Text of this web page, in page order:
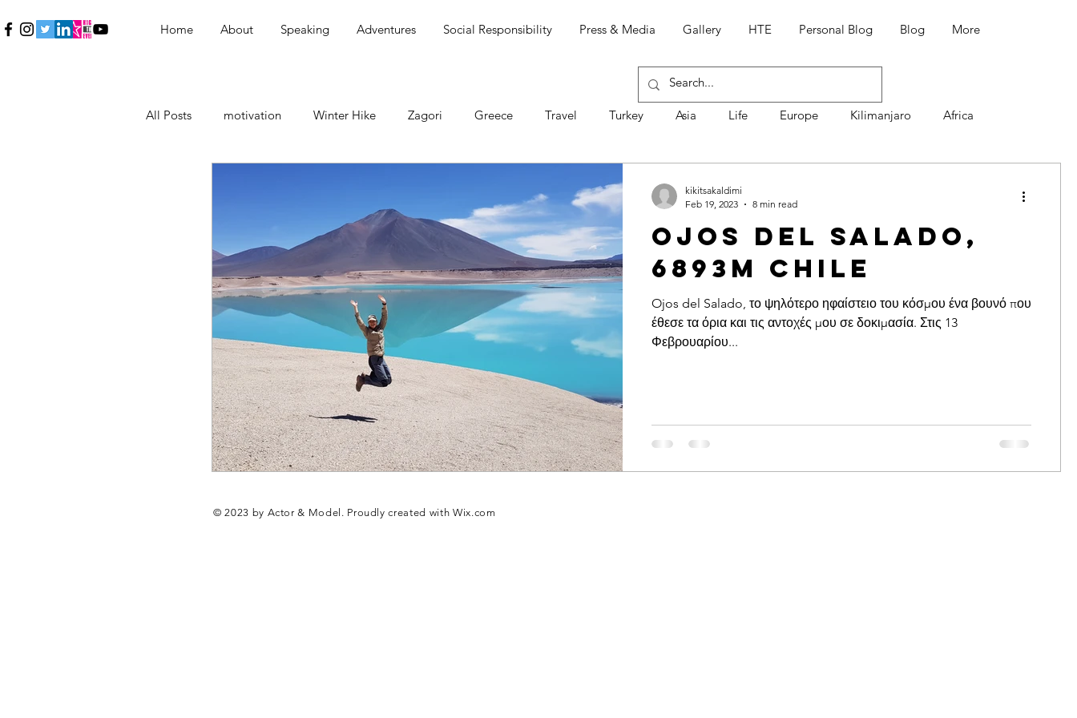
Home About Speaking Adventures Social Responsibility Press & Media Gallery HTE Personal Blog Blog More
All Posts motivation Winter Hike Zagori Greece Travel Turkey Asia Life Europe Kilimanjaro Africa
Ojos del Salado
Γυναίκα Σαμοθράκη Απώλεια ΕΘΙΣΜΟΙ Διατροφή Συνταγές
Ojos del Salado,
6893m Chile
Ojos del Salado, το ψηλότερο ηφαίστειο του κόσμου ένα βουνό που
έθεσε τα όρια και τις αντοχές μου σε δοκιμασία. Στις 13
Φεβρουαρίου...
kikitsakaldimi
Feb 19, 2023
8 min read
© 2023 by Actor & Model. Proudly created with Wix.com